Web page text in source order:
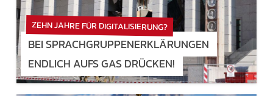
ZEHN JAHRE FÜR DIGITALISIERUNG?
BEI SPRACHGRUPPENERKLÄRUNGEN
ENDLICH AUFS GAS DRÜCKEN!